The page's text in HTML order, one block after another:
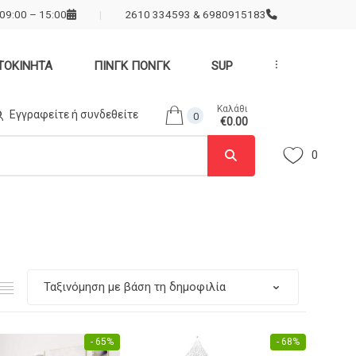
– 15:00 2610 334593 & 6980915183
ΠΙΝΓΚ ΠΟΝΓΚ SUP ...
Εγγραφείτε ή συνδεθείτε 0
Καλάθι
€0.00
0
- 65% - 68%